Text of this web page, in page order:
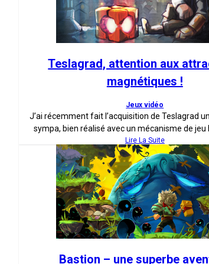
Teslagrad, attention aux
magnétiques !
Jeux vidéo
J’ai récemment fait l’acquisition de Teslagrad
sympa, bien réalisé avec un mécanisme de jeu
Lire La Suite
Bastion – une superbe